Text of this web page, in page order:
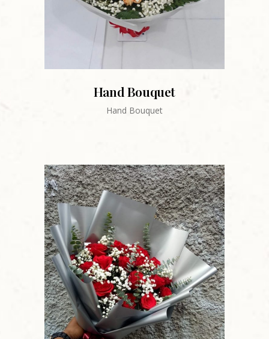
Hand Bouquet
Hand Bouquet